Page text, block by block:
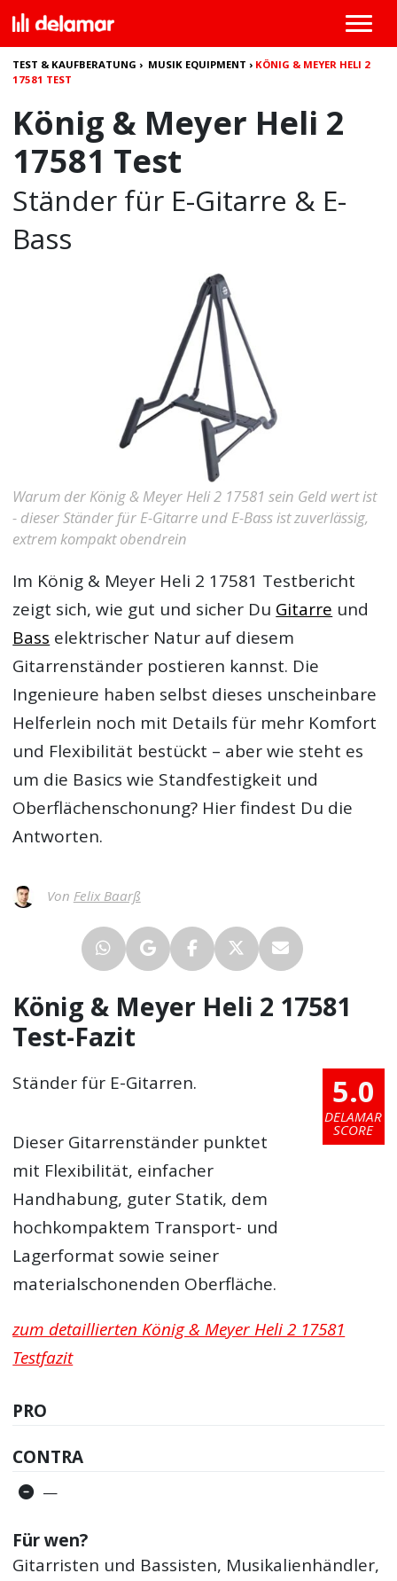
TEST & KAUFBERATUNG › MUSIK EQUIPMENT › KÖNIG & MEYER HELI 2
17581 TEST
König & Meyer Heli 2
17581 Test
Ständer für E-Gitarre & E-
Bass
Warum der König & Meyer Heli 2 17581 sein Geld wert ist
- dieser Ständer für E-Gitarre und E-Bass ist zuverlässig,
extrem kompakt obendrein
Im König & Meyer Heli 2 17581 Testbericht
zeigt sich, wie gut und sicher Du Gitarre und
Bass elektrischer Natur auf diesem
Gitarrenständer postieren kannst. Die
Ingenieure haben selbst dieses unscheinbare
Helferlein noch mit Details für mehr Komfort
und Flexibilität bestückt – aber wie steht es
um die Basics wie Standfestigkeit und
Oberflächenschonung? Hier findest Du die
Antworten.
Von Felix Baarß
König & Meyer Heli 2 17581
Test-Fazit
5.0
DELAMAR
SCORE
Ständer für E-Gitarren.
Dieser Gitarrenständer punktet
mit Flexibilität, einfacher
Handhabung, guter Statik, dem
hochkompaktem Transport- und
Lagerformat sowie seiner
materialschonenden Oberfläche.
zum detaillierten König & Meyer Heli 2 17581
Testfazit
PRO
CONTRA
—
Für wen?
Gitarristen und Bassisten, Musikalienhändler,